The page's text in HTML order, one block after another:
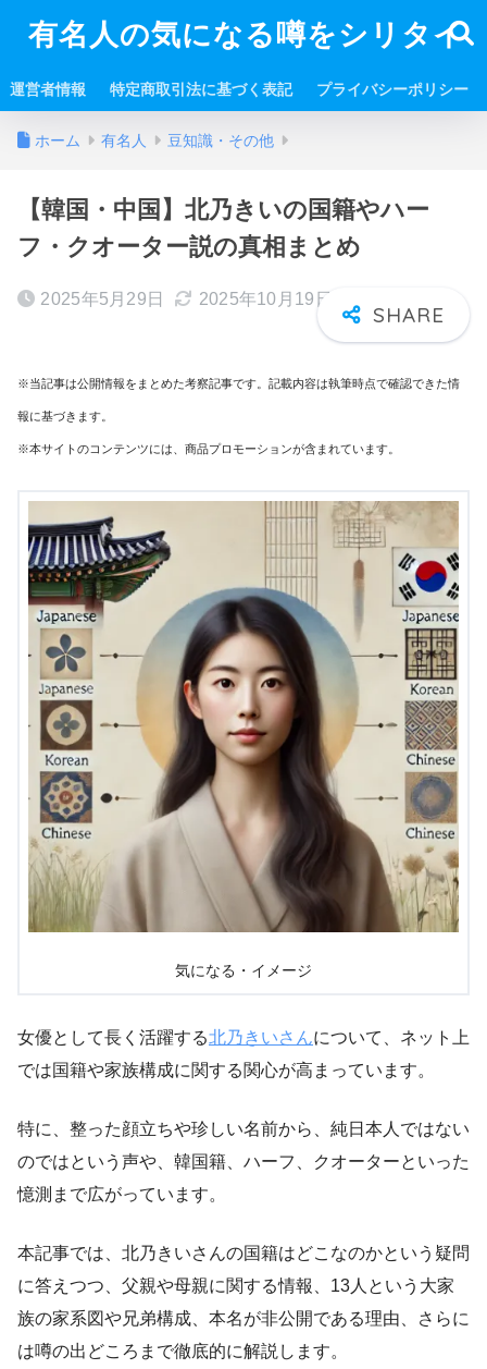
有名人の気になる噂をシリタイ
運営者情報 特定商取引法に基づく表記 プライバシーポリシー
ホーム 有名人 豆知識・その他
【韓国・中国】北乃きいの国籍やハー
フ・クオーター説の真相まとめ
2025年5月29日 2025年10月19日
※当記事は公開情報をまとめた考察記事です。記載内容は執筆時点で確認できた情
報に基づきます。
※本サイトのコンテンツには、商品プロモーションが含まれています。
気になる・イメージ
女優として長く活躍する北乃きいさんについて、ネット上
では国籍や家族構成に関する関心が高まっています。
特に、整った顔立ちや珍しい名前から、純日本人ではない
のではという声や、韓国籍、ハーフ、クオーターといった
憶測まで広がっています。
本記事では、北乃きいさんの国籍はどこなのかという疑問
に答えつつ、父親や母親に関する情報、13人という大家
族の家系図や兄弟構成、本名が非公開である理由、さらに
は噂の出どころまで徹底的に解説します。